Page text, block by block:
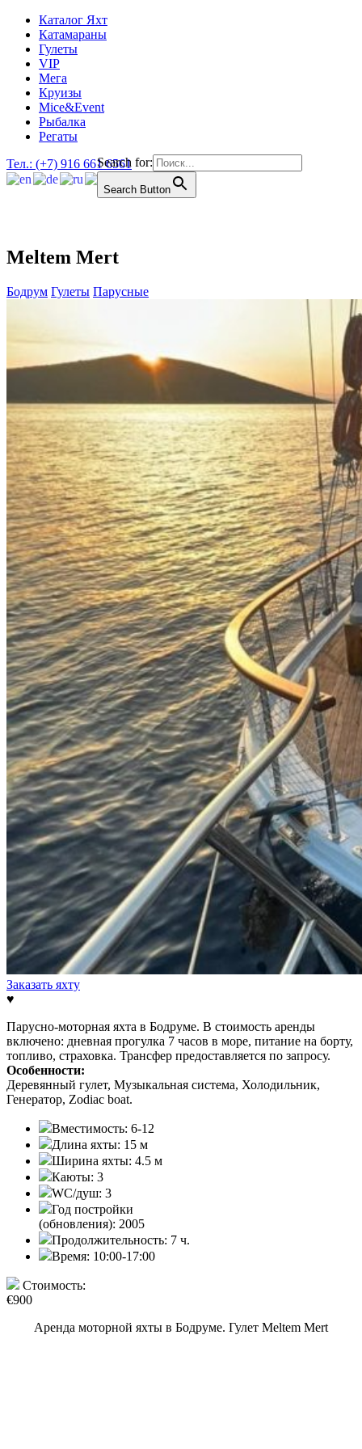
Каталог Яхт
Катамараны
Гулеты
VIP
Мега
Круизы
Mice&Event
Рыбалка
Регаты
Тел.: (+7) 916 661 6561
Search for:
Search Button
Meltem Mert
Бодрум Гулеты Парусные
Заказать яхту
♥
Парусно-моторная яхта в Бодруме. В стоимость аренды
включено: дневная прогулка 7 часов в море, питание на борту,
топливо, страховка. Трансфер предоставляется по запросу.
Особенности:
Деревянный гулет, Музыкальная система, Холодильник,
Генератор, Zodiac boat.
Вместимость: 6-12
Длина яхты: 15 м
Ширина яхты: 4.5 м
Каюты: 3
WC/душ: 3
Год постройки
(обновления): 2005
Продолжительность: 7 ч.
Время: 10:00-17:00
Стоимость:
€900
Аренда моторной яхты в Бодруме. Гулет Meltem Mert